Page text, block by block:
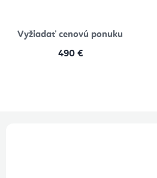
Vyžiadať cenovú ponuku
490 €